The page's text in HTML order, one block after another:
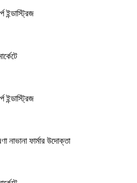
ইন্ডাস্ট্রিজ
ইন্ডাস্ট্রিজ
নাভানা ফার্মার উদোক্তা